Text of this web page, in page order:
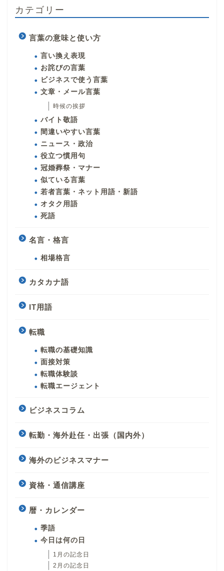
カテゴリー
言葉の意味と使い方
言い換え表現
お詫びの言葉
ビジネスで使う言葉
文章・メール言葉
時候の挨拶
バイト敬語
間違いやすい言葉
ニュース・政治
役立つ慣用句
冠婚葬祭・マナー
似ている言葉
若者言葉・ネット用語・新語
オタク用語
死語
名言・格言
相場格言
カタカナ語
IT用語
転職
転職の基礎知識
面接対策
転職体験談
転職エージェント
ビジネスコラム
転勤・海外赴任・出張（国内外）
海外のビジネスマナー
資格・通信講座
暦・カレンダー
季語
今日は何の日
1月の記念日
2月の記念日